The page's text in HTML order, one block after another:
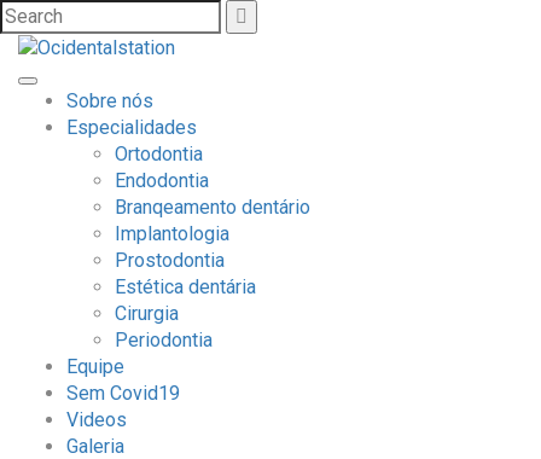
Sobre nós
Especialidades
Ortodontia
Endodontia
Branqeamento dentário
Implantologia
Prostodontia
Estética dentária
Cirurgia
Periodontia
Equipe
Sem Covid19
Videos
Galeria